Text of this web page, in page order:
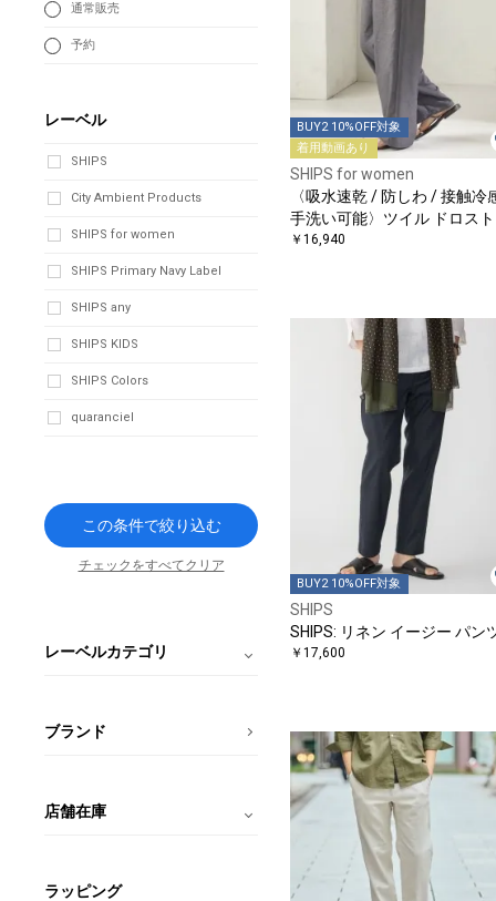
BUY2 10%OFF対象
着用動画あり
SHIPS for women
〈吸水速乾 / 防しわ / 接触冷
手洗い可能〉ツイル ドロス
ンツ
￥16,940
BUY2 10%OFF対象
SHIPS
SHIPS: リネン イージー パン
￥17,600
通常販売
予約
レーベル
SHIPS
City Ambient Products
SHIPS for women
SHIPS Primary Navy Label
SHIPS any
SHIPS KIDS
SHIPS Colors
quaranciel
この条件で絞り込む
チェックをすべてクリア
レーベルカテゴリ
ブランド
店舗在庫
ラッピング